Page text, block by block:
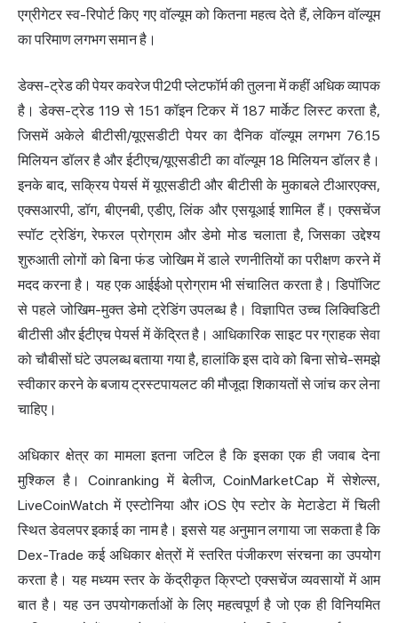
एग्रीगेटर स्व-रिपोर्ट किए गए वॉल्यूम को कितना महत्व देते हैं, लेकिन वॉल्यूम
का परिमाण लगभग समान है।
डेक्स-ट्रेड की पेयर कवरेज पी2पी प्लेटफॉर्म की तुलना में कहीं अधिक व्यापक
है। डेक्स-ट्रेड 119 से 151 कॉइन टिकर में 187 मार्केट लिस्ट करता है,
जिसमें अकेले बीटीसी/यूएसडीटी पेयर का दैनिक वॉल्यूम लगभग 76.15
मिलियन डॉलर है और ईटीएच/यूएसडीटी का वॉल्यूम 18 मिलियन डॉलर है।
इनके बाद, सक्रिय पेयर्स में यूएसडीटी और बीटीसी के मुकाबले टीआरएक्स,
एक्सआरपी, डॉग, बीएनबी, एडीए, लिंक और एसयूआई शामिल हैं। एक्सचेंज
स्पॉट ट्रेडिंग, रेफरल प्रोग्राम और डेमो मोड चलाता है, जिसका उद्देश्य
शुरुआती लोगों को बिना फंड जोखिम में डाले रणनीतियों का परीक्षण करने में
मदद करना है। यह एक आईईओ प्रोग्राम भी संचालित करता है। डिपॉजिट
से पहले जोखिम-मुक्त डेमो ट्रेडिंग उपलब्ध है। विज्ञापित उच्च लिक्विडिटी
बीटीसी और ईटीएच पेयर्स में केंद्रित है। आधिकारिक साइट पर ग्राहक सेवा
को चौबीसों घंटे उपलब्ध बताया गया है, हालांकि इस दावे को बिना सोचे-समझे
स्वीकार करने के बजाय ट्रस्टपायलट की मौजूदा शिकायतों से जांच कर लेना
चाहिए।
अधिकार क्षेत्र का मामला इतना जटिल है कि इसका एक ही जवाब देना
मुश्किल है। Coinranking में बेलीज, CoinMarketCap में सेशेल्स,
LiveCoinWatch में एस्टोनिया और iOS ऐप स्टोर के मेटाडेटा में चिली
स्थित डेवलपर इकाई का नाम है। इससे यह अनुमान लगाया जा सकता है कि
Dex-Trade कई अधिकार क्षेत्रों में स्तरित पंजीकरण संरचना का उपयोग
करता है। यह मध्यम स्तर के केंद्रीकृत क्रिप्टो एक्सचेंज व्यवसायों में आम
बात है। यह उन उपयोगकर्ताओं के लिए महत्वपूर्ण है जो एक ही विनियमित